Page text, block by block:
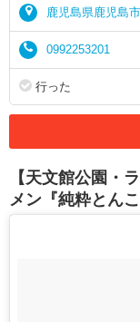
鹿児島県鹿児島
0992253201
行った
【天文館公園・
メン『純粋とん